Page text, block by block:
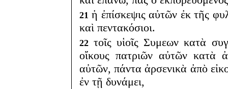
21 ἡ ἐπίσκεψις αὐτῶν ἐκ τῆς
καὶ πεντακόσιοι.
22 τοῖς υἱοῖς Συμεων κατὰ
οἴκους πατριῶν αὐτῶν κατὰ
αὐτῶν, πάντα ἀρσενικὰ ἀπὸ
ἐν τῇ δυνάμει,